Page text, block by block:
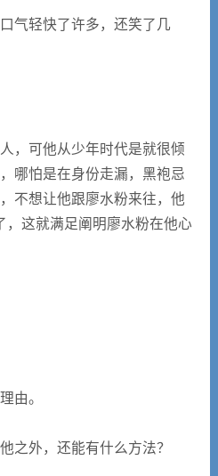
气轻快了许多，还笑了几
，可他从少年时代是就很倾
哪怕是在身份走漏，黑袍忌
不想让他跟廖水粉来往，他
，这就满足阐明廖水粉在他心
由。
之外，还能有什么方法？